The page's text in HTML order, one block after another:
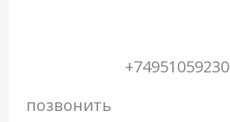
+74951059230
позвонить